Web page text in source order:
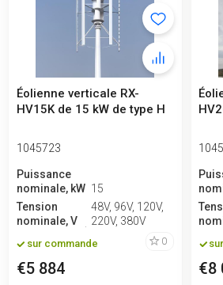
Éolienne verticale RX-
HV15K de 15 kW de type H
1045723
Puissance
nominale, kW 15
Tension
nominale, V
48V, 96V, 120V,
220V, 380V
sur commande 0
€5 884 €8